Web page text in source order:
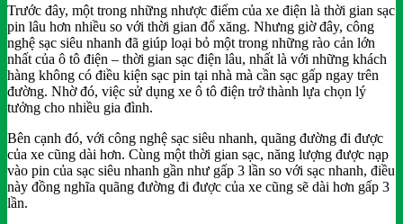
Trước đây, một trong những nhược điểm của xe điện là thời gian sạc
pin lâu hơn nhiều so với thời gian đổ xăng. Nhưng giờ đây, công
nghệ sạc siêu nhanh đã giúp loại bỏ một trong những rào cản lớn
nhất của ô tô điện – thời gian sạc điện lâu, nhất là với những khách
hàng không có điều kiện sạc pin tại nhà mà cần sạc gấp ngay trên
đường. Nhờ đó, việc sử dụng xe ô tô điện trở thành lựa chọn lý
tưởng cho nhiều gia đình.
Bên cạnh đó, với công nghệ sạc siêu nhanh, quãng đường đi được
của xe cũng dài hơn. Cùng một thời gian sạc, năng lượng được nạp
vào pin của sạc siêu nhanh gần như gấp 3 lần so với sạc nhanh, điều
này đồng nghĩa quãng đường đi được của xe cũng sẽ dài hơn gấp 3
lần.